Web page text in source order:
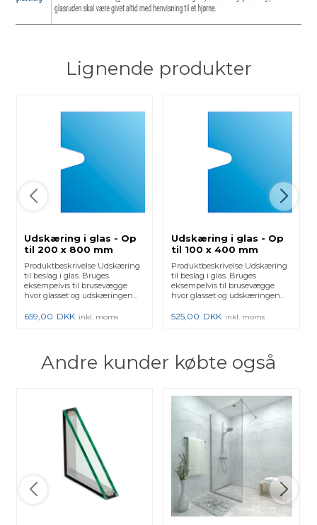
Lignende produkter
Udskæring i glas - Op
til 200 x 800 mm
Produktbeskrivelse Udskæring
til beslag i glas. Bruges
eksempelvis til brusevægge
hvor glasset og udskæringen...
659,00 DKK inkl. moms
Udskæring i glas - Op
til 100 x 400 mm
Produktbeskrivelse Udskæring
til beslag i glas. Bruges
eksempelvis til brusevægge
hvor glasset og udskæringen...
525,00 DKK inkl. moms
Andre kunder købte også